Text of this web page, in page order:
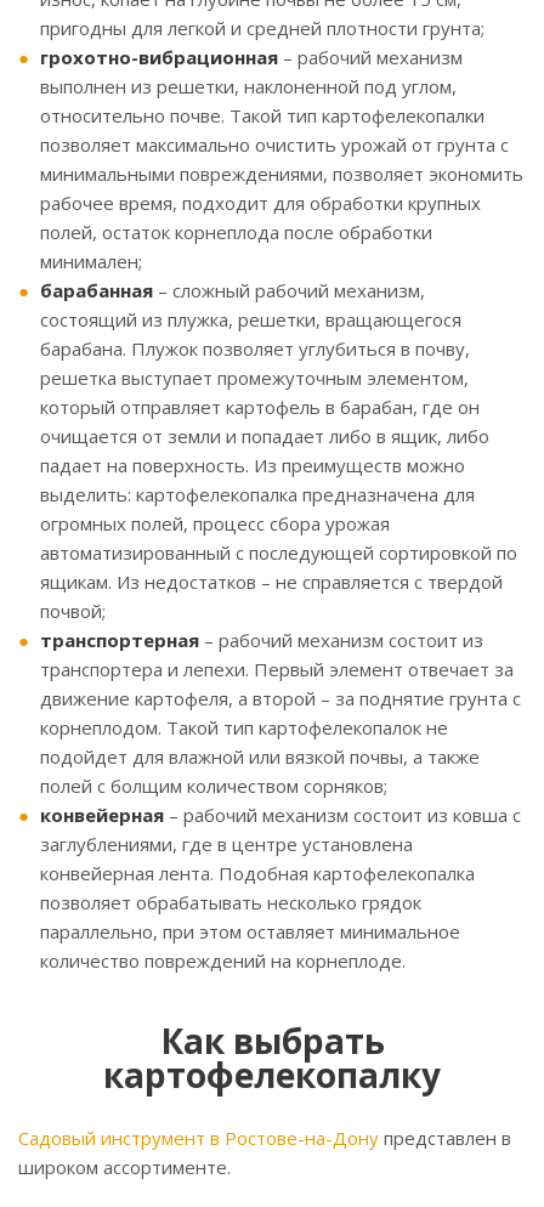
пригодны для легкой и средней плотности грунта;
грохотно-вибрационная – рабочий механизм
выполнен из решетки, наклоненной под углом,
относительно почве. Такой тип картофелекопалки
позволяет максимально очистить урожай от грунта с
минимальными повреждениями, позволяет экономить
рабочее время, подходит для обработки крупных
полей, остаток корнеплода после обработки
минимален;
барабанная – сложный рабочий механизм,
состоящий из плужка, решетки, вращающегося
барабана. Плужок позволяет углубиться в почву,
решетка выступает промежуточным элементом,
который отправляет картофель в барабан, где он
очищается от земли и попадает либо в ящик, либо
падает на поверхность. Из преимуществ можно
выделить: картофелекопалка предназначена для
огромных полей, процесс сбора урожая
автоматизированный с последующей сортировкой по
ящикам. Из недостатков – не справляется с твердой
почвой;
транспортерная – рабочий механизм состоит из
транспортера и лепехи. Первый элемент отвечает за
движение картофеля, а второй – за поднятие грунта с
корнеплодом. Такой тип картофелекопалок не
подойдет для влажной или вязкой почвы, а также
полей с болщим количеством сорняков;
конвейерная – рабочий механизм состоит из ковша с
заглублениями, где в центре установлена
конвейерная лента. Подобная картофелекопалка
позволяет обрабатывать несколько грядок
параллельно, при этом оставляет минимальное
количество повреждений на корнеплоде.
Как выбрать
картофелекопалку
Садовый инструмент в Ростове-на-Дону представлен в
широком ассортименте.